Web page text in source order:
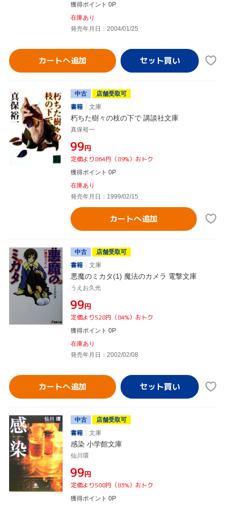
獲得ポイント 0P
在庫あり
発売年月日：2004/01/25
カートへ追加
中古
店舗受取可
書籍
文庫
朽ちた樹々の枝の下で 講談社文庫
真保裕一
¥99円
定価より864円（89%）おトク
獲得ポイント 0P
在庫あり
発売年月日：1999/02/15
カートへ追加
中古
店舗受取可
書籍
文庫
悪魔のミカタ(1) 魔法のカメラ 電撃文庫
うえお久光
¥99円
定価より528円（84%）おトク
獲得ポイント 0P
在庫あり
発売年月日：2002/02/08
カートへ追加
中古
店舗受取可
書籍
文庫
感染 小学館文庫
仙川環
¥99円
定価より508円（83%）おトク
獲得ポイント 0P